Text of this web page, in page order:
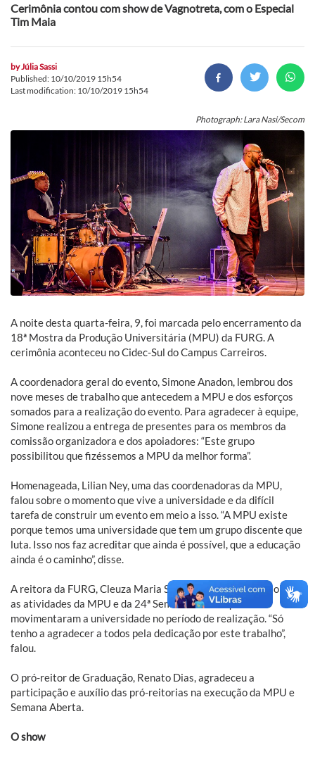
Cerimônia contou com show de Vagnotreta, com o Especial
Tim Maia
byJúlia Sassi
Published: 10/10/2019 15h54
Last modification: 10/10/2019 15h54
Photograph: Lara Nasi/Secom
A noite desta quarta-feira, 9, foi marcada pelo encerramento da
18ª Mostra da Produção Universitária (MPU) da FURG. A
cerimônia aconteceu no Cidec-Sul do Campus Carreiros.
A coordenadora geral do evento, Simone Anadon, lembrou dos
nove meses de trabalho que antecedem a MPU e dos esforços
somados para a realização do evento. Para agradecer à equipe,
Simone realizou a entrega de presentes para os membros da
comissão organizadora e dos apoiadores: “Este grupo
possibilitou que fizéssemos a MPU da melhor forma”.
Homenageada, Lilian Ney, uma das coordenadoras da MPU,
falou sobre o momento que vive a universidade e da difícil
tarefa de construir um evento em meio a isso. “A MPU existe
porque temos uma universidade que tem um grupo discente que
luta. Isso nos faz acreditar que ainda é possível, que a educação
ainda é o caminho”, disse.
A reitora da FURG, Cleuza Maria Sobral Dias, comentou sobre
as atividades da MPU e da 24ª Semana Aberta que
movimentaram a universidade no período de realização. “Só
tenho a agradecer a todos pela dedicação por este trabalho”,
falou.
O pró-reitor de Graduação, Renato Dias, agradeceu a
participação e auxílio das pró-reitorias na execução da MPU e
Semana Aberta.
O show